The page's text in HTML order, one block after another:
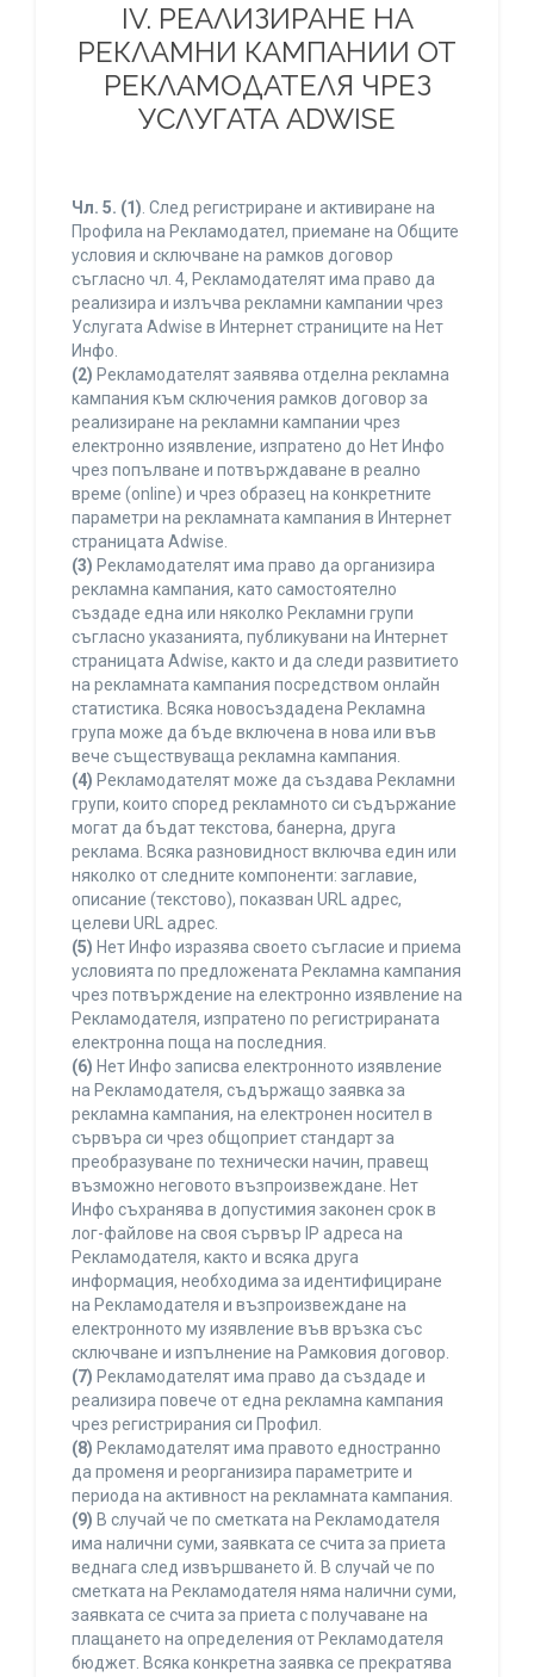
IV. РЕАЛИЗИРАНЕ НА
РЕКЛАМНИ КАМПАНИИ ОТ
РЕКЛАМОДАТЕЛЯ ЧРЕЗ
УСЛУГАТА ADWISE
Чл. 5. (1). След регистриране и активиране на
Профила на Рекламодател, приемане на Общите
условия и сключване на рамков договор
съгласно чл. 4, Рекламодателят има право да
реализира и излъчва рекламни кампании чрез
Услугата Adwise в Интернет страниците на Нет
Инфо.
(2) Рекламодателят заявява отделна рекламна
кампания към сключения рамков договор за
реализиране на рекламни кампании чрез
електронно изявление, изпратено до Нет Инфо
чрез попълване и потвърждаване в реално
време (online) и чрез образец на конкретните
параметри на рекламната кампания в Интернет
страницата Adwise.
(3) Рекламодателят има право да организира
рекламна кампания, като самостоятелно
създаде една или няколко Рекламни групи
съгласно указанията, публикувани на Интернет
страницата Adwise, както и да следи развитието
на рекламната кампания посредством онлайн
статистика. Всяка новосъздадена Рекламна
група може да бъде включена в нова или във
вече съществуваща рекламна кампания.
(4) Рекламодателят може да създава Рекламни
групи, които според рекламното си съдържание
могат да бъдат текстова, банерна, друга
реклама. Всяка разновидност включва един или
няколко от следните компоненти: заглавие,
описание (текстово), показван URL адрес,
целеви URL адрес.
(5) Нет Инфо изразява своето съгласие и приема
условията по предложената Рекламна кампания
чрез потвърждение на електронно изявление на
Рекламодателя, изпратено по регистрираната
електронна поща на последния.
(6) Нет Инфо записва електронното изявление
на Рекламодателя, съдържащо заявка за
рекламна кампания, на електронен носител в
сървъра си чрез общоприет стандарт за
преобразуване по технически начин, правещ
възможно неговото възпроизвеждане. Нет
Инфо съхранява в допустимия законен срок в
лог-файлове на своя сървър IP адреса на
Рекламодателя, както и всяка друга
информация, необходима за идентифициране
на Рекламодателя и възпроизвеждане на
електронното му изявление във връзка със
сключване и изпълнение на Рамковия договор.
(7) Рекламодателят има право да създаде и
реализира повече от една рекламна кампания
чрез регистрирания си Профил.
(8) Рекламодателят има правото едностранно
да променя и реорганизира параметрите и
периода на активност на рекламната кампания.
(9) В случай че по сметката на Рекламодателя
има налични суми, заявката се счита за приета
веднага след извършването й. В случай че по
сметката на Рекламодателя няма налични суми,
заявката се счита за приета с получаване на
плащането на определения от Рекламодателя
бюджет. Всяка конкретна заявка се прекратява